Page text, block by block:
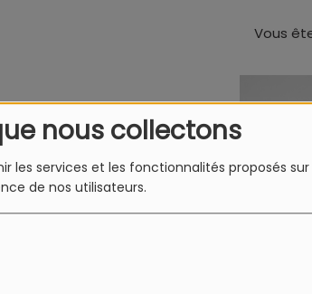
nous collectons
les services et les fonctionnalités proposés sur
de nos utilisateurs.
Vous